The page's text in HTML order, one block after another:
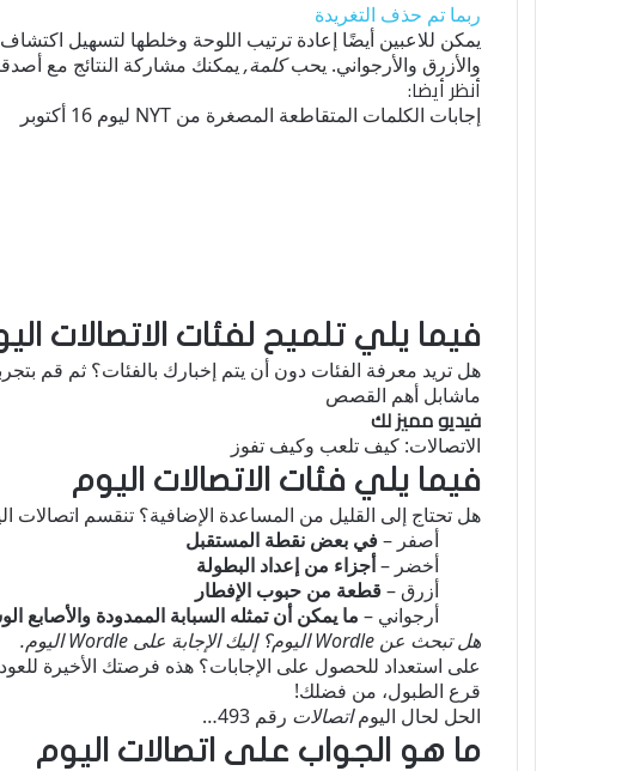
ربما تم حذف التغريدة
يمكن للاعبين أيضًا إعادة ترتيب اللوحة وخلطها لتسهيل
والأزرق والأرجواني. يحبكلمة, يمكنك مشاركة النتائج مع
أنظر أيضا:
إجابات الكلمات المتقاطعة المصغرة من NYT ليوم 16 أكتوبر
فيما يلي تلميح لفئات الاتصالات
هل تريد معرفة الفئات دون أن يتم إخبارك بالفئات؟ ثم قم
ماشابل أهم القصص
فيديو مميز لك
الاتصالات: كيف تلعب وكيف تفوز
فيما يلي فئات الاتصالات اليوم
هل تحتاج إلى القليل من المساعدة الإضافية؟ تنقسم اتصالات
أصفر –في بعض نقطة المستقبل
أخضر –أجزاء من إعداد البطولة
أزرق –قطعة من حبوب الإفطار
أرجواني – ما يمكن أن تمثله السبابة الممدودة والأصابع
هل تبحث عن Wordle اليوم؟ إليك الإجابة على Wordle اليوم.
على استعداد للحصول على الإجابات؟ هذه فرصتك الأخيرة
قرع الطبول، من فضلك!
الحل لحال اليوماتصالات رقم 493…
ما هو الجواب على اتصالات اليوم